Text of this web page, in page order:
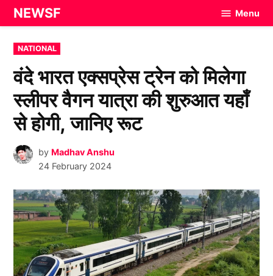
Skip
to
content
NEWSF Menu
POSTED
IN
NATIONAL
वंदे भारत एक्सप्रेस ट्रेन को मिलेगा
स्लीपर वैगन यात्रा की शुरुआत यहाँ
से होगी, जानिए रूट
by Madhav Anshu
24 February 2024